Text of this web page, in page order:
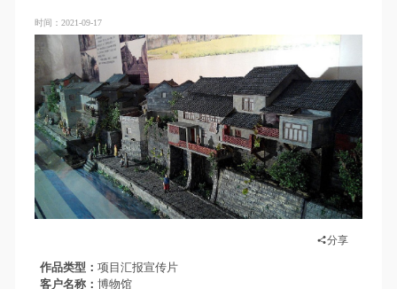
时间：2021-09-17
分享
作品类型
项目汇报宣传片
客户名称
博物馆